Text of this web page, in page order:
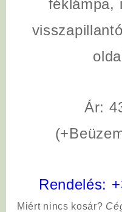
féklámpa,
Ár:
Rendelés:
Miért nincs kosár?